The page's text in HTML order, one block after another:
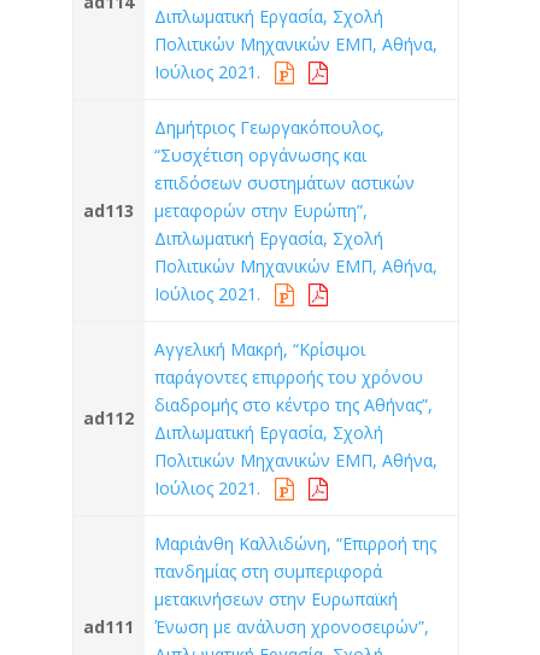
Διπλωματική Εργασία, Σχολή
Πολιτικών Μηχανικών ΕΜΠ, Αθήνα,
Ιούλιος 2021.
ad113
Δημήτριος Γεωργακόπουλος,
“Συσχέτιση οργάνωσης και
επιδόσεων συστημάτων αστικών
μεταφορών στην Ευρώπη”,
Διπλωματική Εργασία, Σχολή
Πολιτικών Μηχανικών ΕΜΠ, Αθήνα,
Ιούλιος 2021.
ad112
Αγγελική Μακρή, “Κρίσιμοι
παράγοντες επιρροής του χρόνου
διαδρομής στο κέντρο της Αθήνας”,
Διπλωματική Εργασία, Σχολή
Πολιτικών Μηχανικών ΕΜΠ, Αθήνα,
Ιούλιος 2021.
ad111
Μαριάνθη Καλλιδώνη, “Επιρροή της
πανδημίας στη συμπεριφορά
μετακινήσεων στην Ευρωπαϊκή
Ένωση με ανάλυση χρονοσειρών”,